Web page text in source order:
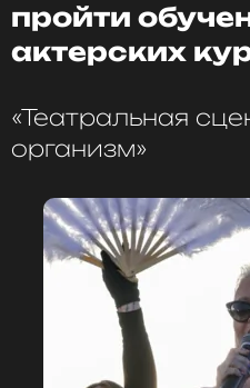
Instagram Эдже Иртем
принадлежит компании
экстремистской
«Окончательный
после отчета о
пройти
актерских
«Театральная
организм»